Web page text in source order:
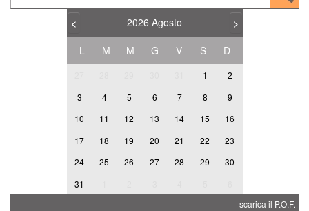
< 2026 Agosto
>
L
M M G V S D
1
2
3
4 5 6 7 8
9
10
11 12 13 14 15
16
17
18 19 20 21 22
23
24
25 26 27 28 29
30
31
scarica il P.O.F.